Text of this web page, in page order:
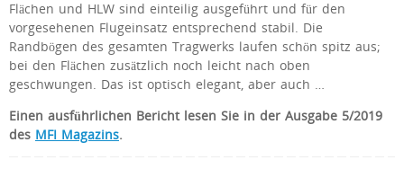
Flächen und HLW sind einteilig ausgeführt und für den
vorgesehenen Flugeinsatz entsprechend stabil. Die
Randbögen des gesamten Tragwerks laufen schön spitz aus;
bei den Flächen zusätzlich noch leicht nach oben
geschwungen. Das ist optisch elegant, aber auch …
Einen ausführlichen Bericht lesen Sie in der Ausgabe 5/2019
des MFI Magazins.